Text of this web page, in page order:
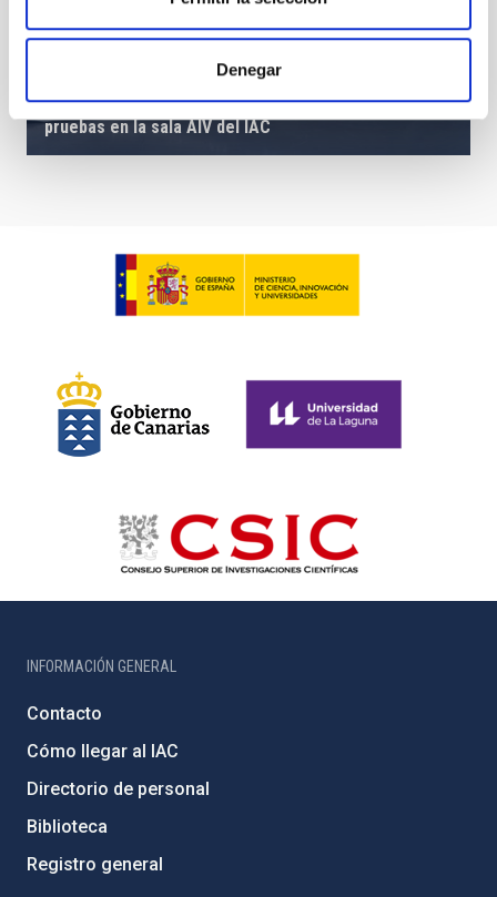
Denegar
Colocación de las cuatro patas del criostato de
pruebas en la sala AIV del IAC
INFORMACIÓN GENERAL
Contacto
Cómo llegar al IAC
Directorio de personal
Biblioteca
Registro general